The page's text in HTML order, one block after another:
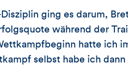
ging es darum,
während der
hatte ich
selbst habe ich